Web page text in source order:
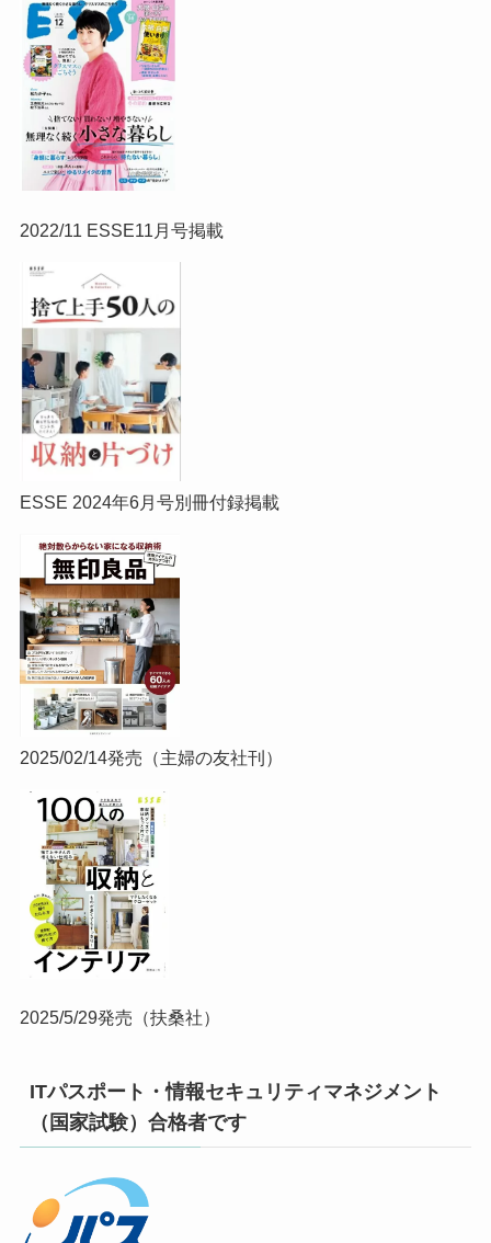
2022/11 ESSE11月号掲載
ESSE 2024年6月号別冊付録掲載
2025/02/14発売（主婦の友社刊）
2025/5/29発売（扶桑社）
ITパスポート・情報セキュリティマネジメント
（国家試験）合格者です